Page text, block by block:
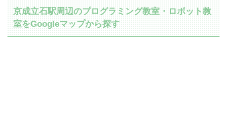
京成立石駅周辺のプログラミング教室・ロボット教
室をGoogleマップから探す